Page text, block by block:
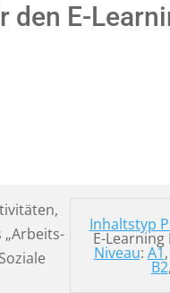
E-
„Arbeits-
Inhaltstyp
E-
Niveau: A1,
B2,